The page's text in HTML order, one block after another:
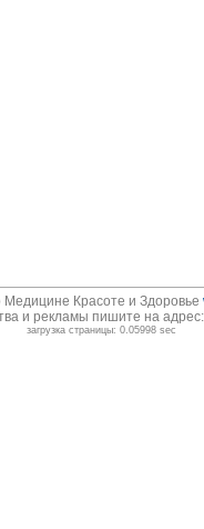
Красоте и Здоровье
и рекламы пишите на
загрузка страницы: 0.05998 sec